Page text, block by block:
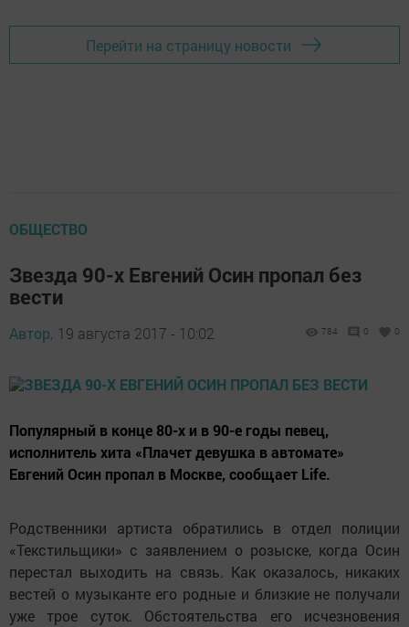
Перейти на страницу новости
ОБЩЕСТВО
Звезда 90-х Евгений Осин пропал без
вести
Автор, 19 августа 2017 - 10:02 784 0 0
Популярный в конце 80-х и в 90-е годы певец,
исполнитель хита «Плачет девушка в автомате»
Евгений Осин пропал в Москве, сообщает Life.
Родственники артиста обратились в отдел полиции
«Текстильщики» с заявлением о розыске, когда Осин
перестал выходить на связь. Как оказалось, никаких
вестей о музыканте его родные и близкие не получали
уже трое суток. Обстоятельства его исчезновения